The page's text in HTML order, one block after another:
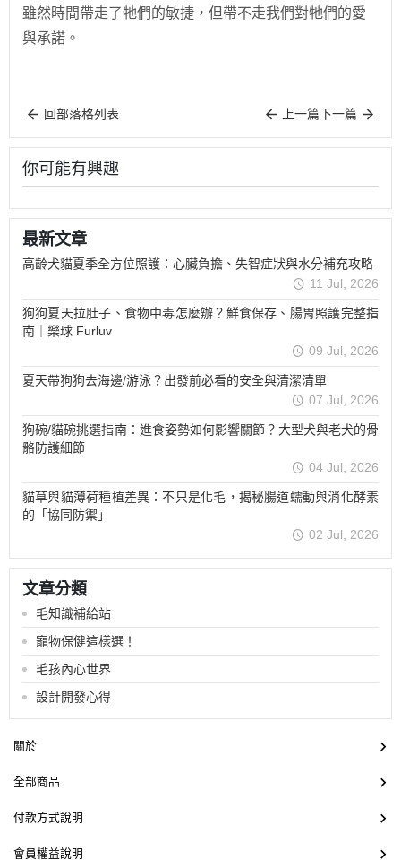
雖然時間帶走了牠們的敏捷，但帶不走我們對牠們的愛
與承諾。
回部落格列表 上一篇下一篇
你可能有興趣
最新文章
高齡犬貓夏季全方位照護：心臟負擔、失智症狀與水分補充攻略
11 Jul, 2026
狗狗夏天拉肚子、食物中毒怎麼辦？鮮食保存、腸胃照護完整指
南｜樂球 Furluv
09 Jul, 2026
夏天帶狗狗去海邊/游泳？出發前必看的安全與清潔清單
07 Jul, 2026
狗碗/貓碗挑選指南：進食姿勢如何影響關節？大型犬與老犬的骨
骼防護細節
04 Jul, 2026
貓草與貓薄荷種植差異：不只是化毛，揭秘腸道蠕動與消化酵素
的「協同防禦」
02 Jul, 2026
文章分類
毛知識補給站
寵物保健這樣選！
毛孩內心世界
設計開發心得
關於
全部商品
付款方式說明
會員權益說明